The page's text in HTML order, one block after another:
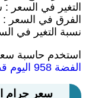
التغير في السعر
الفرق في السعر : +0.5 ريال
نسبة التغير في السعر :
استخدم حاسبة سعر
الفضة 958 اليوم قطر